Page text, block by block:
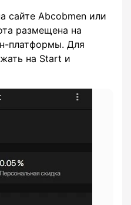
сайте Abcobmen или
размещена на
платформы. Для
на Start и